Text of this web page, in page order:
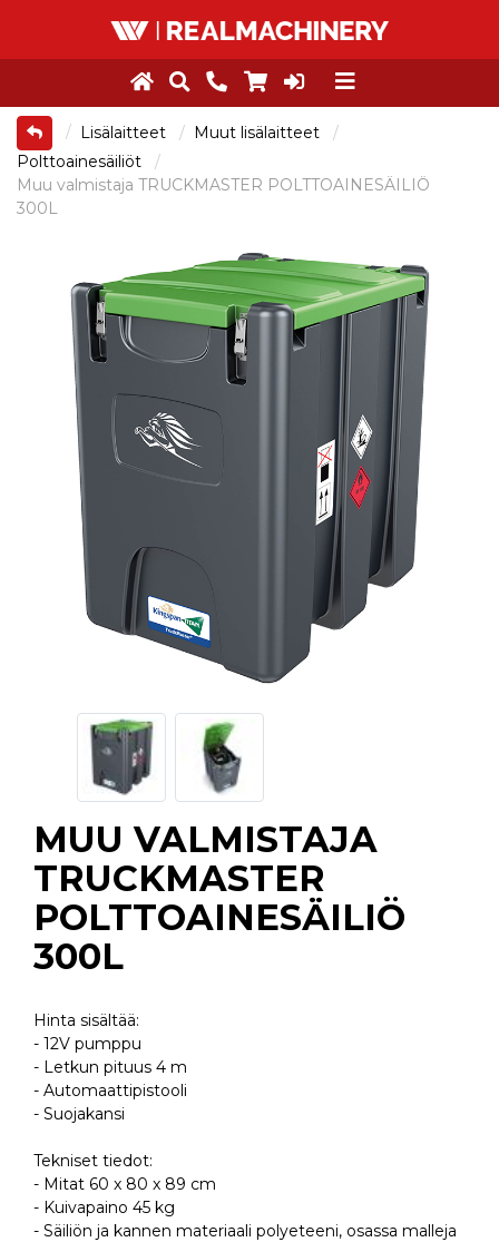
Lisälaitteet
Muut lisälaitteet
Polttoainesäiliöt
Muu valmistaja TRUCKMASTER POLTTOAINESÄILIÖ
300L
MUU VALMISTAJA
TRUCKMASTER
POLTTOAINESÄILIÖ
300L
Hinta sisältää:
- 12V pumppu
- Letkun pituus 4 m
- Automaattipistooli
- Suojakansi
Tekniset tiedot:
- Mitat 60 x 80 x 89 cm
- Kuivapaino 45 kg
- Säiliön ja kannen materiaali polyeteeni, osassa malleja